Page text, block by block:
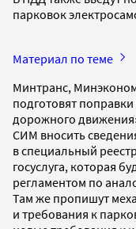
парковок
Материал по теме
Минтранс,
подготовят
дорожного
СИМ вносить
в специальный
госуслуга, которая
регламентом по
Там же пропишут
и требования к